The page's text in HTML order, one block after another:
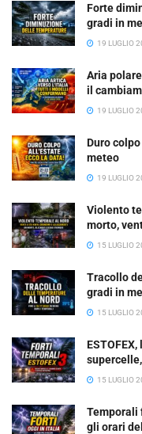
Forte
gradi in
19 LUGLIO
Aria
il
19 LUGLIO
Duro
meteo
19 LUGLIO
Violento
morto,
15 LUGLIO
Tracollo
gradi in
15 LUGLIO
15 LUGLIO
Temporali
gli orari